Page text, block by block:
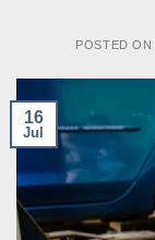
POSTED ON
16
Jul